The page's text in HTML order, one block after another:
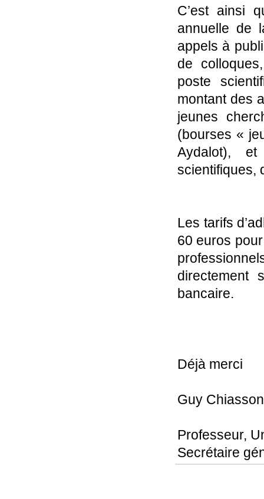
C’est ainsi
annuelle de
appels à
de
poste
montant des
jeunes
(bourses «
Aydalot),
scientifiques,
Les tarifs
60 euros
directement
bancaire.
Déjà merci
Guy Chiasson
Professeur,
Secrétaire